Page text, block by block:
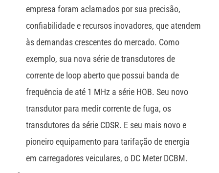
empresa foram aclamados por sua precisão,
confiabilidade e recursos inovadores, que atendem
às demandas crescentes do mercado. Como
exemplo, sua nova série de transdutores de
corrente de loop aberto que possui banda de
frequência de até 1 MHz a série HOB. Seu novo
transdutor para medir corrente de fuga, os
transdutores da série CDSR. E seu mais novo e
pioneiro equipamento para tarifação de energia
em carregadores veiculares, o DC Meter DCBM.